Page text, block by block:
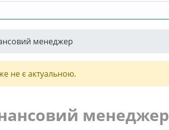
менеджер
не є актуальною.
менеджер